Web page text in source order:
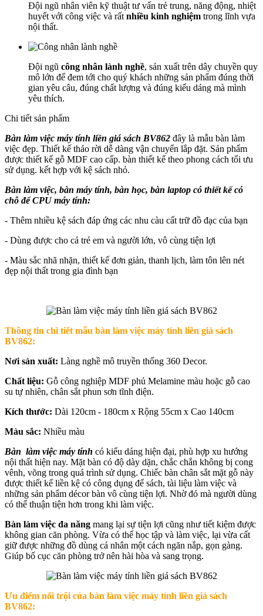
Đội ngũ nhân viên kỹ thuật tư vấn trẻ trung, năng động, nhiệt
huyết với công việc và rất nhiều kinh nghiệm trong lĩnh vựa
nội thất.
Đội ngũ công nhân lành nghề, sản xuất trên dây chuyền quy
mô lớn để đem tới cho quý khách những sản phẩm đúng thời
gian yêu câu, đúng chất lượng và đúng kiểu dáng mà mình
yêu thích.
Chi tiết sản phẩm
Bàn làm việc máy tính liền giá sách BV862 đây là mẫu bàn làm
việc đẹp. Thiết kế tháo rời dễ dàng vận chuyển lắp đặt. Sản phẩm
được thiết kế gỗ MDF cao cấp. bàn thiết kế theo phong cách tối ưu
sử dụng. kết hợp với kệ sách nhỏ.
Bàn làm việc, bàn máy tính, bàn học, bàn laptop có thiết kế có
chỗ để CPU máy tính:
- Thêm nhiều kệ sách đáp ứng các nhu càu cất trữ đồ đạc của bạn
- Dùng được cho cả trẻ em và người lớn, vô cùng tiện lợi
- Màu sắc nhã nhặn, thiết kế đơn giản, thanh lịch, làm tôn lên nét
đẹp nội thất trong gia đình bạn
Thông tin chi tiết mẫu bàn làm việc máy tính liền giá sách
BV862:
Nơi sản xuất: Làng nghề mô truyền thống 360 Decor.
Chất liệu: Gỗ công nghiệp MDF phủ Melamine màu hoặc gỗ cao
su tự nhiên, chân sắt phun sơn tĩnh điện.
Kích thước: Dài 120cm - 180cm x Rộng 55cm x Cao 140cm
Màu sắc: Nhiều màu
Bàn làm việc máy tính có kiểu dáng hiện đại, phù hợp xu hướng
nội thất hiện nay. Mặt bàn có độ dày dặn, chắc chắn không bị cong
vênh, võng trong quá trình sử dụng. Chiếc bàn chân sắt mặt gỗ này
được thiết kế liền kệ có công dụng để sách, tài liệu làm việc và
những sản phẩm décor bàn vô cùng tiện lợi. Nhờ đó mà người dùng
có thể thuận tiện hơn trong khi làm việc.
Bàn làm việc đa năng mang lại sự tiện lợi cũng như tiết kiệm được
không gian căn phòng. Vừa có thể học tập và làm việc, lại vừa cất
giữ được những đồ dùng cá nhân một cách ngăn nắp, gọn gàng.
Giúp bố cục căn phòng trở nên hài hòa và sang trọng.
Ưu điểm nổi trội của bàn làm việc máy tính liền giá sách
BV862: